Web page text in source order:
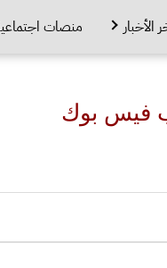
الأخبار منصات
فيس بوك